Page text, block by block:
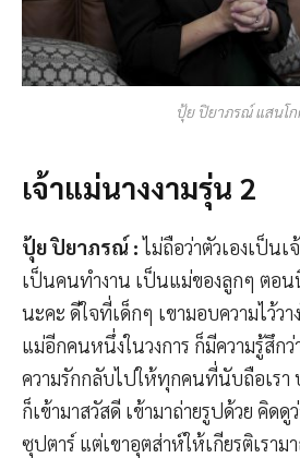
ปุ้ย ปิยาภรณ์ แสนโก
เจ้าแม่นางงามรุ่น 2
ปุ้ย ปิยาภรณ์ :ไม่ถือว่าตัวเองเป็นเ
เป็นคนทำงาน เป็นแม่ของลูกๆ ตอ
นะคะ ดีใจที่เด็กๆ เขามอบความไว้ว
แม่อีกคนหนึ่งในวงการ ก็มีความรู้สึก
ความรักกลับไปให้ทุกคนที่นับถือเรา
ก็เข้ามาสวัสดี เข้ามาถ่ายรูปด้วย คิดดู
ซุปตาร์ แต่เขาอุตส่าห์ให้เกียรติเรา